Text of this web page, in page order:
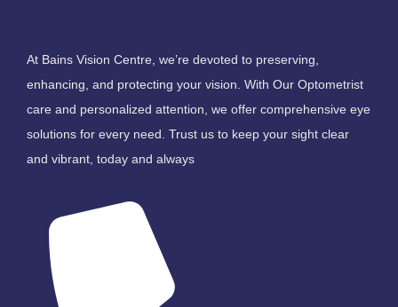
At Bains Vision Centre, we’re devoted to preserving,
enhancing, and protecting your vision. With Our Optometrist
care and personalized attention, we offer comprehensive eye
solutions for every need. Trust us to keep your sight clear
and vibrant, today and always